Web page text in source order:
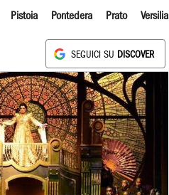
Pistoia Pontedera Prato Versilia
SEGUICI SU DISCOVER